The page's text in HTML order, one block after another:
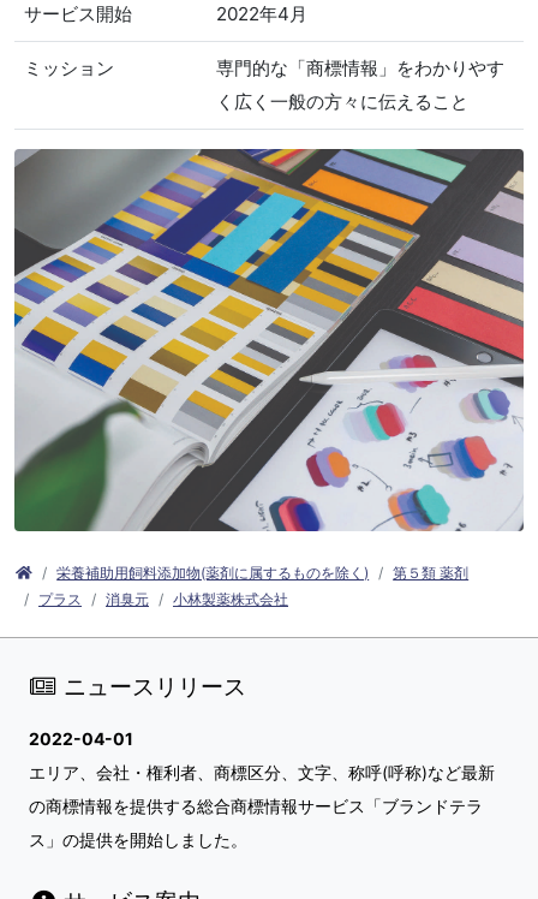
サービス開始 2022年4月
ミッション
専門的な「商標情報」をわかりやす
く広く一般の方々に伝えること
栄養補助用飼料添加物(薬剤に属するものを除く)
第５類 薬剤
プラス
消臭元 小林製薬株式会社
ニュースリリース
2022-04-01
エリア、会社・権利者、商標区分、文字、称呼(呼称)など最新
の商標情報を提供する総合商標情報サービス「ブランドテラ
ス」の提供を開始しました。